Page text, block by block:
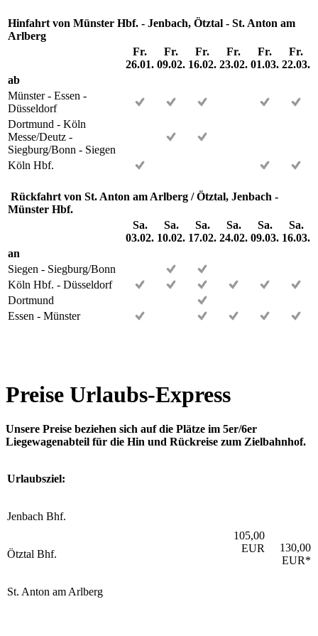
Hinfahrt von Münster Hbf. - Jenbach, Ötztal - St. Anton am
Arlberg
Fr.
26.01.
Fr.
09.02.
Fr.
16.02.
Fr.
23.02.
Fr.
01.03.
Fr.
22.03.
ab
Münster - Essen -
Düsseldorf
Dortmund - Köln
Messe/Deutz -
Siegburg/Bonn - Siegen
Köln Hbf.
Rückfahrt von St. Anton am Arlberg / Ötztal, Jenbach -
Münster Hbf.
Sa.
03.02.
Sa.
10.02.
Sa.
17.02.
Sa.
24.02.
Sa.
09.03.
Sa.
16.03.
an
Siegen - Siegburg/Bonn
Köln Hbf. - Düsseldorf
Dortmund
Essen - Münster
Preise Urlaubs-Express
Unsere Preise beziehen sich auf die Plätze im 5er/6er
Liegewagenabteil für die Hin und Rückreise zum Zielbahnhof.
Urlaubsziel:
Jenbach Bhf.
105,00
EUR
130,00
EUR*
Ötztal Bhf.
St. Anton am Arlberg